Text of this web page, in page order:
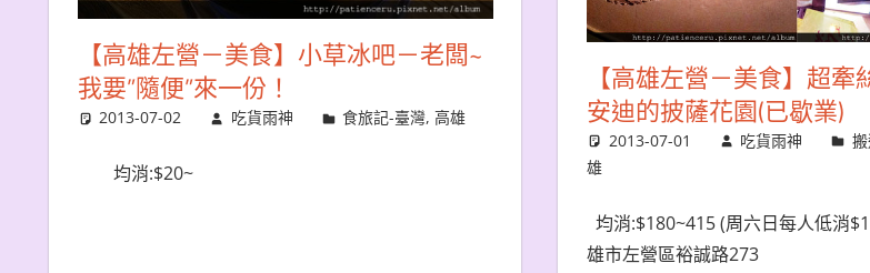
【高雄左營－美食】小草冰吧－老闆~
我要”隨便”來一份！
2013-07-02 吃貨雨神 食旅記-臺灣,高雄
均消:$20~
【高雄左營－美食】超牽
安迪的披薩花園(已歇業)
2013-07-01 吃貨雨神
雄
均消:$180~415 (周六日每人低消
雄市左營區裕誠路273